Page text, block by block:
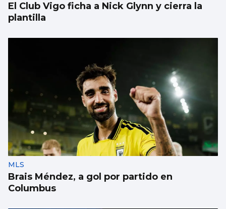
El Club Vigo ficha a Nick Glynn y cierra la
plantilla
MLS
Brais Méndez, a gol por partido en
Columbus